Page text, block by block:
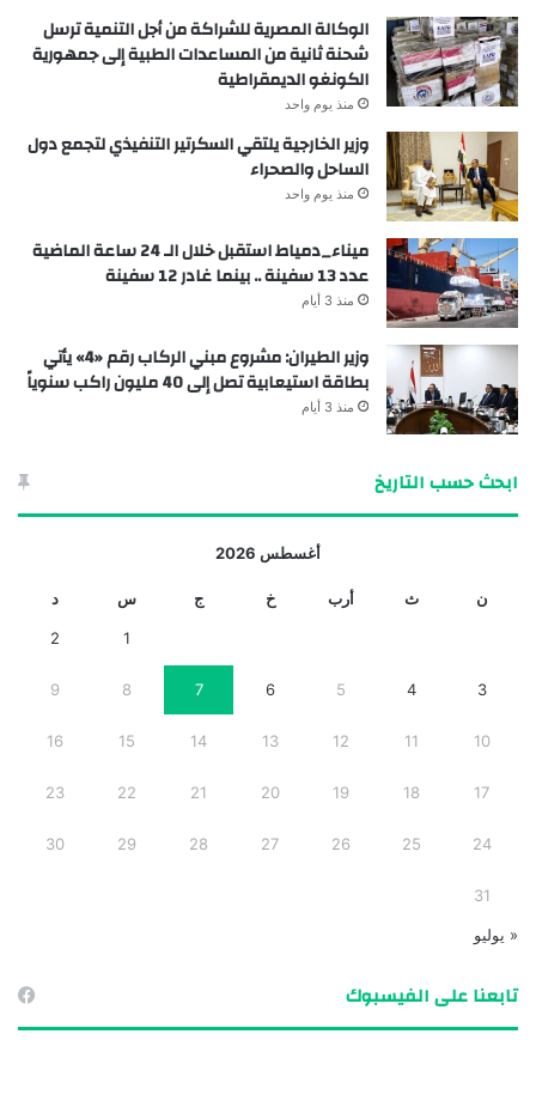
الوكالة المصرية للشراكة من أجل التنمية ترسل
شحنة ثانية من المساعدات الطبية إلى جمهورية
الكونغو الديمقراطية
منذ يوم واحد
وزير الخارجية يلتقي السكرتير التنفيذي لتجمع دول
الساحل والصحراء
منذ يوم واحد
ميناء_دمياط استقبل خلال الـ 24 ساعة الماضية
عدد 13 سفينة .. بينما غادر 12 سفينة
منذ 3 أيام
وزير الطيران: مشروع مبني الركاب رقم «4» يأتي
بطاقة استيعابية تصل إلى 40 مليون راكب سنوياً
منذ 3 أيام
ابحث حسب التاريخ
أغسطس 2026
ن ث أرب خ ج س د
1
2
3
4
5
6
7
8
9
10
11
12
13
14
15
16
17
18
19
20
21
22
23
24
25
26
27
28
29
30
31
« يوليو
تابعنا على الفيسبوك